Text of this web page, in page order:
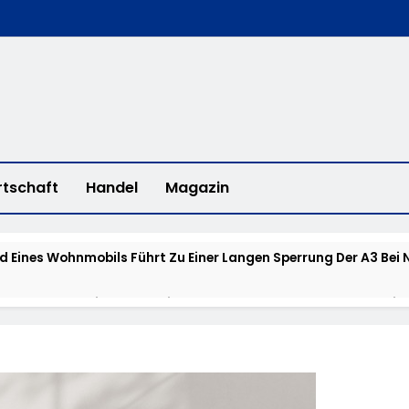
Handel Magazin
Eines Wohnmobils Führt Zu Einer Langen Sperrung Der A3 Bei
Eder-Kreis: 74-Jähriger Claus-Peter H. Aus Felsberg
Erstmeldung: Waldbrand Zwischen Bad Schwalbach-